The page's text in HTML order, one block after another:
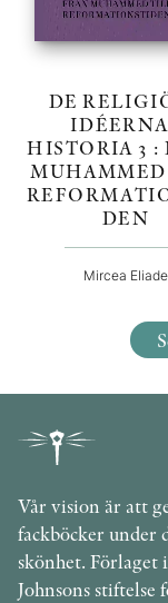
DE
HISTORIA 3 :
DEN
Mircea Eliade
Vår vision är att
fackböcker under
skönhet.
Johnsons